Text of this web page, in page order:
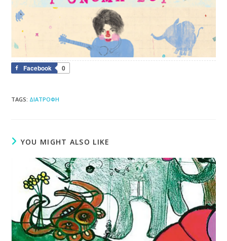
Facebook 0
TAGS: ΔΙΑΤΡΟΦΗ
YOU MIGHT ALSO LIKE